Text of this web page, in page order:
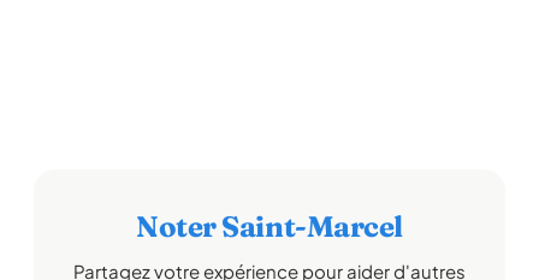
Noter Saint-Marcel
Partagez votre expérience pour aider d'autres